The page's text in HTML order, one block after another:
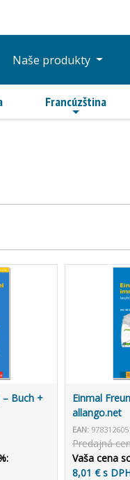
Naše produkty
Francúzština
– Buch +
Einmal
allango.net
EAN:
Predajná
Vaša cena
8,01 € s